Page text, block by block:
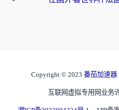
Copyright © 2023 番茄加速器
互联网虚拟专用网业务